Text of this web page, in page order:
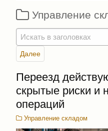
Управление
Далее
Переезд
скрытые риски и
операций
Управление складом